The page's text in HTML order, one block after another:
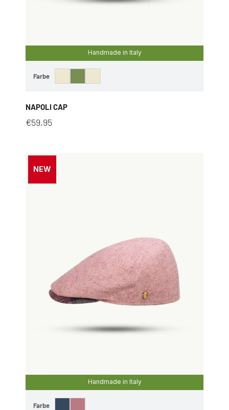
Handmade in Italy
Farbe
NAPOLI CAP
€59,95
Handmade in Italy
NEW
Farbe